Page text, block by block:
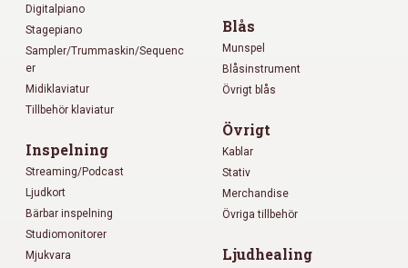
Digitalpiano
Stagepiano
Sampler/Trummaskin/Sequenc
er
Midiklaviatur
Tillbehör klaviatur
Inspelning
Streaming/Podcast
Ljudkort
Bärbar inspelning
Studiomonitorer
Mjukvara
Blås
Munspel
Blåsinstrument
Övrigt blås
Övrigt
Kablar
Stativ
Merchandise
Övriga tillbehör
Ljudhealing